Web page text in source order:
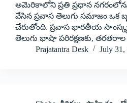
అమెరికాలోని ప్రతి ప్రధాన
వేసిన ప్రవాస తెలుగు సమాజం ఒక
చేరుతోంది. ప్రవాస భారతీయ
తెలుగు భాషా పరిరక్షణకు,
Prajatantra Desk
July 31,